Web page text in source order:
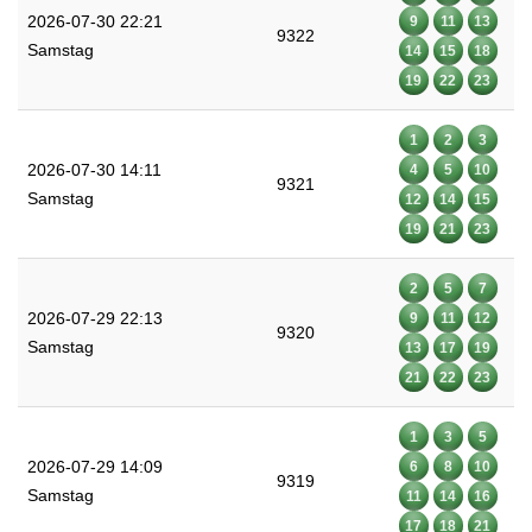
2026-07-30 22:21
Samstag
9322
9 11
13
14
15
18
19
22 23
2026-07-30 14:11
Samstag
9321
1 2
3
4
5
10
12
14
15
19
21 23
2026-07-29 22:13
Samstag
9320
2 5
7
9
11
12
13
17
19
21
22 23
2026-07-29 14:09
Samstag
9319
1 3
5
6
8
10
11
14
16
17
18 21